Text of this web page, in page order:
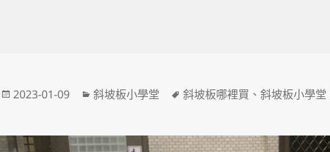
o
o
k
er
發
期:
2023-01-09
分
斜坡板小學堂
標
斜坡板哪裡買 、斜坡板小學堂